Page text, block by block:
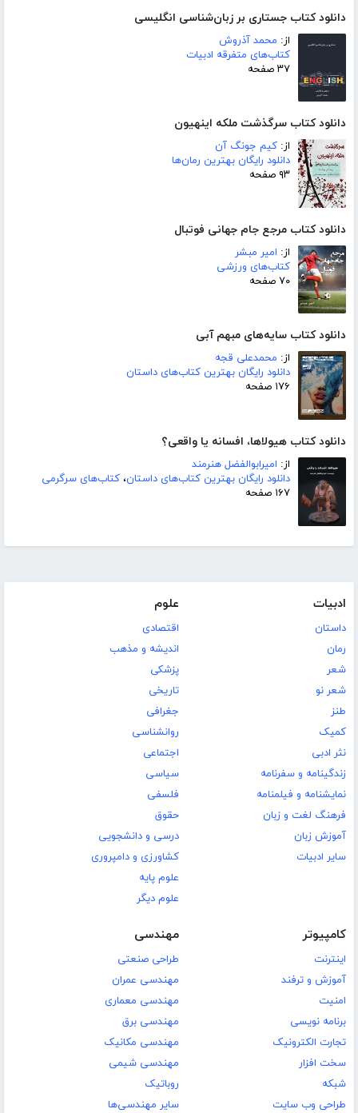
دانلود کتاب جستاری بر زبان‌شناسی انگلیسی
از: محمد آذروش
کتاب‌های متفرقه ادبیات
۳۷ صفحه
دانلود کتاب سرگذشت ملکه اینهیون
از: کیم جونگ آن
دانلود رایگان بهترین رمان‌ها
۹۳ صفحه
دانلود کتاب مرجع جام جهانی فوتبال
از: امیر مبشر
کتاب‌های ورزشی
۷۰ صفحه
دانلود کتاب سایه‌های مبهم آبی
از: محمدعلی قجه
دانلود رایگان بهترین کتاب‌های داستان
۱۷۶ صفحه
دانلود کتاب هیولاها، افسانه یا واقعی؟
از: امیرابوالفضل هنرمند
دانلود رایگان بهترین کتاب‌های داستان، کتاب‌های سرگرمی
۱۶۷ صفحه
ادبیات
داستان
رمان
شعر
شعر نو
طنز
کمیک
نثر ادبی
زندگینامه و سفرنامه
نمایشنامه و فیلمنامه
فرهنگ لغت و زبان
آموزش زبان
سایر ادبیات
علوم
اقتصادی
اندیشه و مذهب
پزشکی
تاریخی
جغرافی
روانشناسی
اجتماعی
سیاسی
فلسفی
حقوق
درسی و دانشجویی
کشاورزی و دامپروری
علوم پایه
علوم دیگر
کامپیوتر
اینترنت
آموزش و ترفند
امنیت
برنامه نویسی
تجارت الکترونیک
سخت افزار
شبکه
طراحی وب سایت
مهندسی
طراحی صنعتی
مهندسی عمران
مهندسی معماری
مهندسی برق
مهندسی مکانیک
مهندسی شیمی
روباتیک
سایر مهندسی‌ها